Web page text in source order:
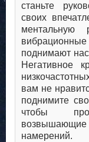
станьте
своих
ментальную
поднимают
Негативное
вам не
поднимите
чтобы
намерений.